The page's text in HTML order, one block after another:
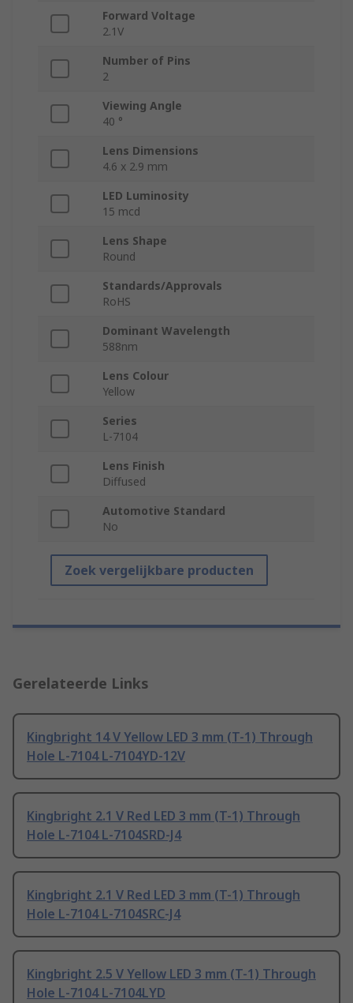
Forward Voltage
2.1V
Number of Pins
2
Viewing Angle
40 °
Lens Dimensions
4.6 x 2.9 mm
LED Luminosity
15 mcd
Lens Shape
Round
Standards/Approvals
RoHS
Dominant Wavelength
588nm
Lens Colour
Yellow
Series
L-7104
Lens Finish
Diffused
Automotive Standard
No
Zoek vergelijkbare producten
Gerelateerde Links
Kingbright 14 V Yellow LED 3 mm (T-1) Through
Hole L-7104 L-7104YD-12V
Kingbright 2.1 V Red LED 3 mm (T-1) Through
Hole L-7104 L-7104SRD-J4
Kingbright 2.1 V Red LED 3 mm (T-1) Through
Hole L-7104 L-7104SRC-J4
Kingbright 2.5 V Yellow LED 3 mm (T-1) Through
Hole L-7104 L-7104LYD